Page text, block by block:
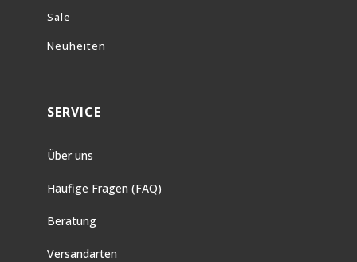
Sale
Neuheiten
SERVICE
Über uns
Häufige Fragen (FAQ)
Beratung
Versandarten